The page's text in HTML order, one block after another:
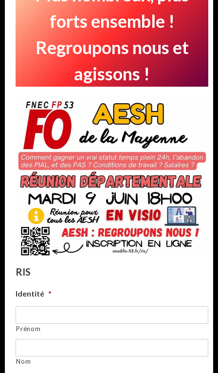
forts ensemble !
Regroupons nous et
agissons !
RIS
Identité *
Prénom
Nom